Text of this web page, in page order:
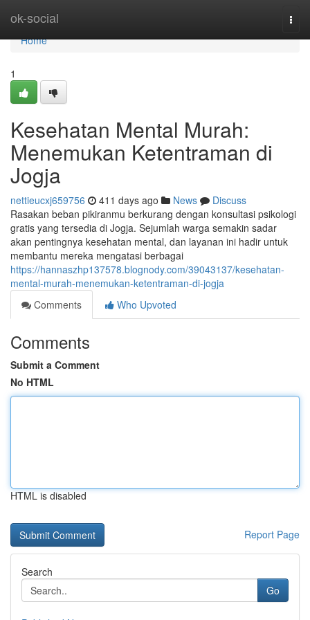
ok-social
Home
Home
1
Kesehatan Mental Murah:
Menemukan Ketentraman di
Jogja
nettieucxj659756 411 days ago News
Discuss
Rasakan beban pikiranmu berkurang dengan konsultasi psikologi
gratis yang tersedia di Jogja. Sejumlah warga semakin sadar
akan pentingnya kesehatan mental, dan layanan ini hadir untuk
membantu mereka mengatasi berbagai
https://hannaszhp137578.blognody.com/39043137/kesehatan-
mental-murah-menemukan-ketentraman-di-jogja
Comments
Who Upvoted
Comments
Submit a Comment
No HTML
HTML is disabled
Report Page
Search
Go